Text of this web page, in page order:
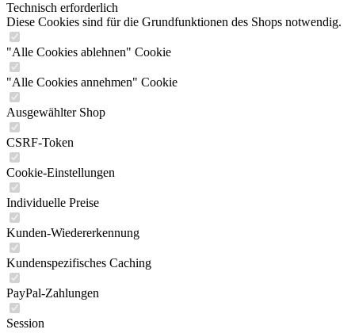
Technisch erforderlich
Diese Cookies sind für die Grundfunktionen des Shops notwendig.
"Alle Cookies ablehnen" Cookie
"Alle Cookies annehmen" Cookie
Ausgewählter Shop
CSRF-Token
Cookie-Einstellungen
Individuelle Preise
Kunden-Wiedererkennung
Kundenspezifisches Caching
PayPal-Zahlungen
Session